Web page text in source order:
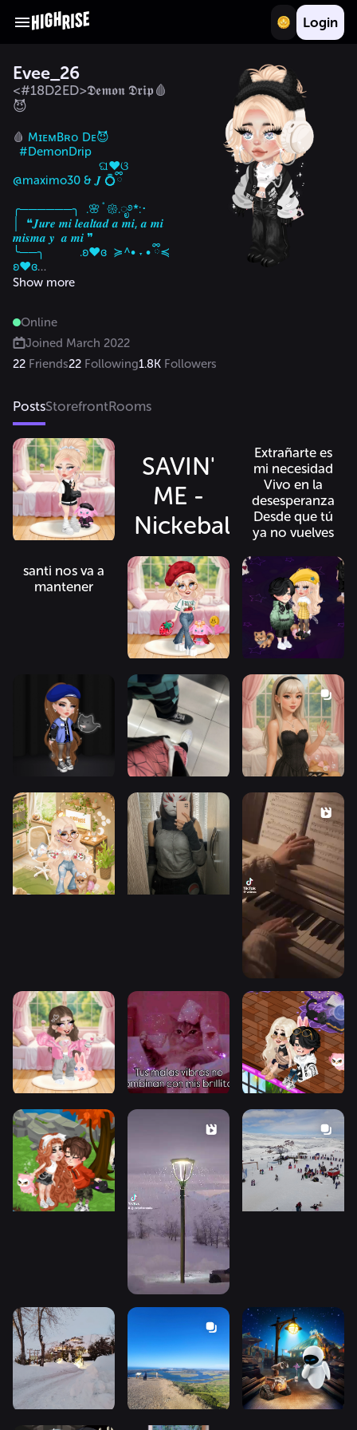
Login
Evee_26
<#18D2ED>𝕯𝖊𝖒𝖔𝖓 𝕯𝖗𝖎𝖕🩸
😈
🩸 MɪᴇᴍBʀᴏ Dᴇ😈
  #DemonDrip
                           ଘ♥ଓ
@maximo30 & 𝑱 💍ྀི
╭──────╮  .🌸˚𑁍.ೃ࿔*:･
│  ❝𝑱𝒖𝒓𝒆 𝒎𝒊 𝒍𝒆𝒂𝒍𝒕𝒂𝒅 𝒂 𝒎𝒊, 𝒂 𝒎𝒊
𝒎𝒊𝒔𝒎𝒂 𝒚  𝒂 𝒎𝒊 ❞
╰──╮           .ʚ♥ɞ  ≽^• ˕ • ྀི≼
ʚ♥ɞ
          │    𝐺𝑖𝑠𝑠 -`𖹭´- 𝑺𝒊𝒓𝒆𝒏𝒕 -`𖹭
                                               .
🧿
                            🎀🪞🩰🦢🕯️
Show more
Online
Joined March 2022
22 Friends22 Following1.8K Followers
PostsStorefrontRooms
SAVIN'
ME -
Nickebalck
ᴠᴏʟᴜᴍᴇ
:
▮▮▮▮▮▮▯▯▯
Extrañarte es
mi necesidad
Vivo en la
desesperanza
Desde que tú
ya no vuelves
por pura
ansiedad Con
el nudo en la
garganta Y es
que no t...
santi nos va a
mantener